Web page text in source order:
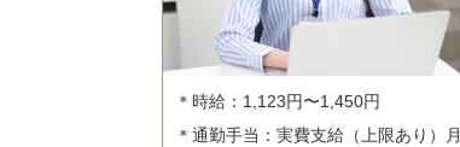
＊時給：1,123円〜1,450円
＊通勤手当：実費支給（上限あり）月